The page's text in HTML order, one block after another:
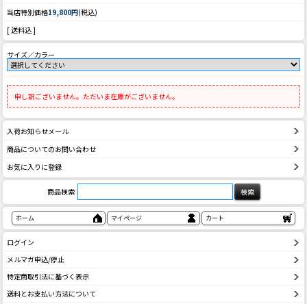
当店特別価格19,800円(税込)
[ 送料込 ]
サイズ／カラー
申し訳ございません。ただいま在庫がございません。
入荷お知らせメール
商品についてのお問い合わせ
お気に入りに登録
商品検索
ホーム マイページ カート
ログイン
メルマガ申込/停止
特定商取引法に基づく表示
送料とお支払い方法について